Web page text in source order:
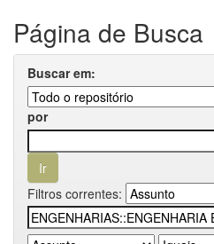
Página de Busca
Buscar em:
por
Filtros correntes: